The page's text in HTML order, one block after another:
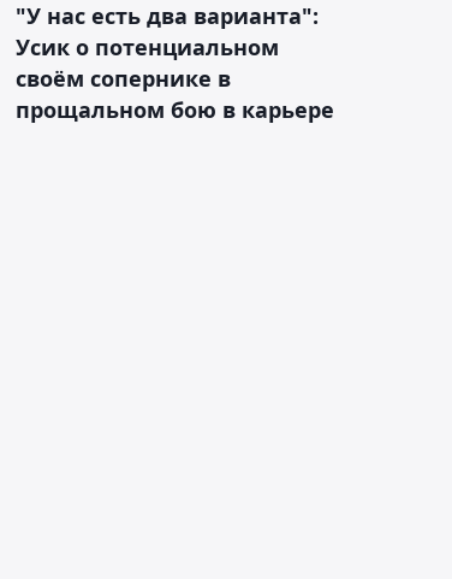
"У нас есть два варианта":
Усик о потенциальном
своём сопернике в
прощальном бою в карьере